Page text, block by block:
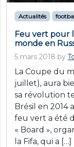
Actualités
Feu vert pour
monde en
5 mars 2018 by
La Coupe du
juillet), aura
sa révolution
Brésil en 2014
feu vert a été
« Board »,
la Fifa, qui a […]